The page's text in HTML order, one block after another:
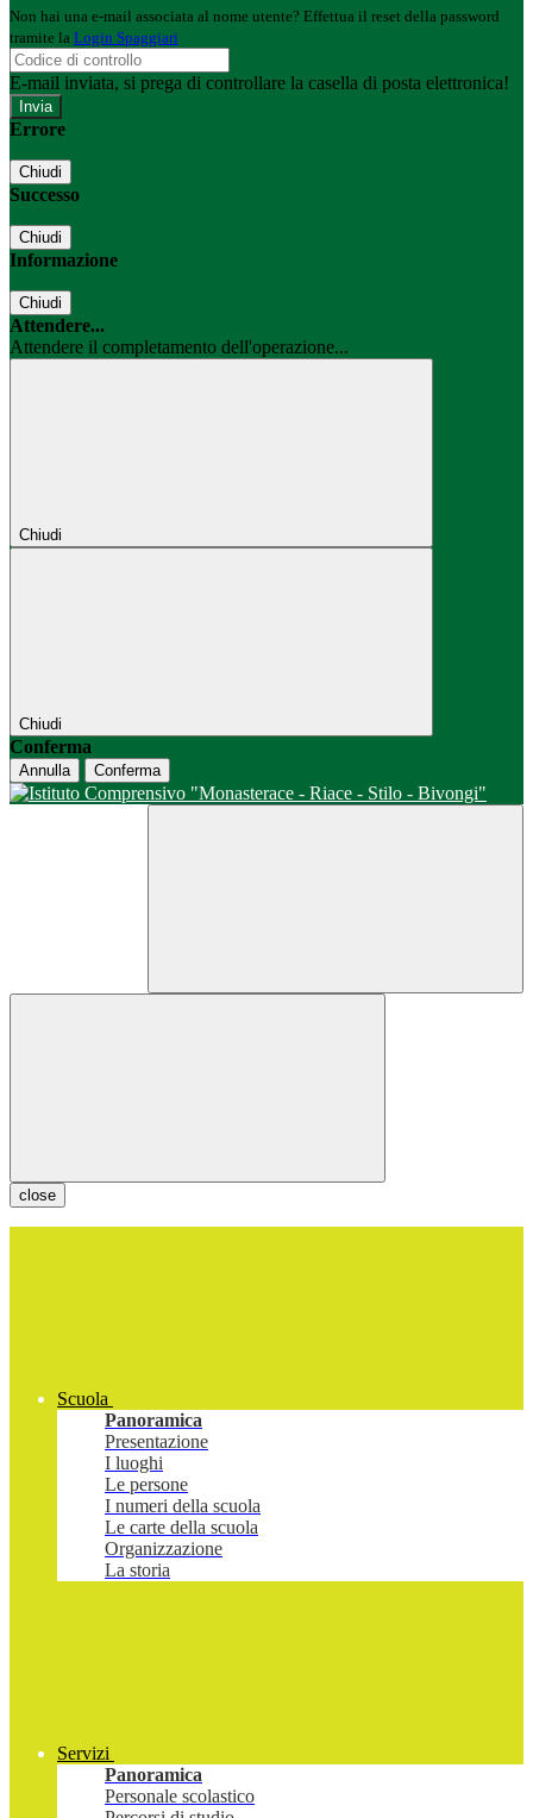
Non hai una e-mail associata al nome utente? Effettua il reset della password
tramite la Login Spaggiari
E-mail inviata, si prega di controllare la casella di posta elettronica!
Errore
Chiudi
Successo
Chiudi
Informazione
Chiudi
Attendere...
Attendere il completamento dell'operazione...
Chiudi
Chiudi
Conferma
Annulla Conferma
close
Scuola
Panoramica
Presentazione
I luoghi
Le persone
I numeri della scuola
Le carte della scuola
Organizzazione
La storia
Servizi
Panoramica
Personale scolastico